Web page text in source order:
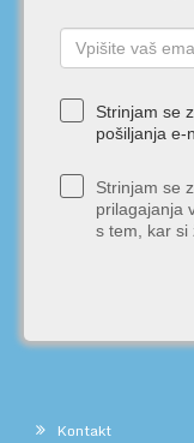
Strinjam se
pošiljanja e-
Strinjam se
prilagajanja
s tem, kar si
Kontakt